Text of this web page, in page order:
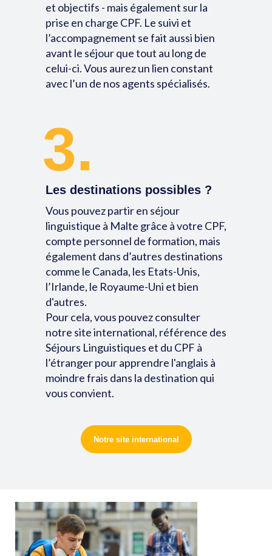
et objectifs - mais également sur la
prise en charge CPF. Le suivi et
l’accompagnement se fait aussi bien
avant le séjour que tout au long de
celui-ci. Vous aurez un lien constant
avec l’un de nos agents spécialisés.
3.
Les destinations possibles ?
Vous pouvez partir en séjour
linguistique à Malte grâce à votre CPF,
compte personnel de formation, mais
également dans d’autres destinations
comme le Canada, les Etats-Unis,
l’Irlande, le Royaume-Uni et bien
d'autres.
Pour cela, vous pouvez consulter
notre site international, référence des
Séjours Linguistiques et du CPF à
l’étranger pour apprendre l'anglais à
moindre frais dans la destination qui
vous convient.
Notre site international